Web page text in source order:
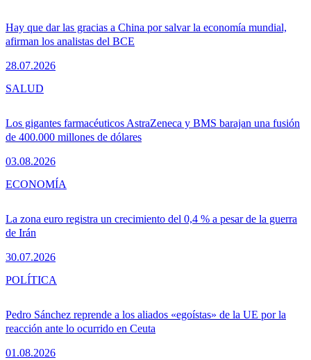
Hay que dar las gracias a China por salvar la economía mundial,
afirman los analistas del BCE
28.07.2026
Los gigantes farmacéuticos AstraZeneca y BMS barajan una fusión
de 400.000 millones de dólares
03.08.2026
SALUD
La zona euro registra un crecimiento del 0,4 % a pesar de la guerra
de Irán
30.07.2026
ECONOMÍA
Pedro Sánchez reprende a los aliados «egoístas» de la UE por la
reacción ante lo ocurrido en Ceuta
01.08.2026
POLÍTICA